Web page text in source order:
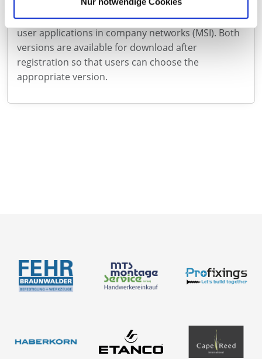
and expanded and is now available in two versions:
one for single-user applications and one for single-
user applications in company networks (MSI). Both
versions are available for download after
registration so that users can choose the
appropriate version.